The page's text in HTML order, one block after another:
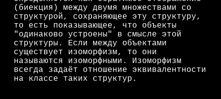
(биекция) между двумя множествами со
структурой, сохраняющее эту структуру,
то есть показывающее, что объекты
"одинаково устроены" в смысле этой
структуры. Если между объектами
существует изоморфизм, то они
называются изоморфными. Изоморфизм
всегда задаёт отношение эквивалентности
на классе таких структур.